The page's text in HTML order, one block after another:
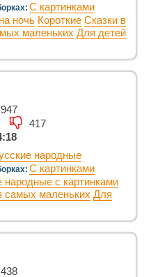
С картинками
ночь Короткие Сказки в
маленьких Для детей
417
народные
С картинками
народные с картинками
самых маленьких Для